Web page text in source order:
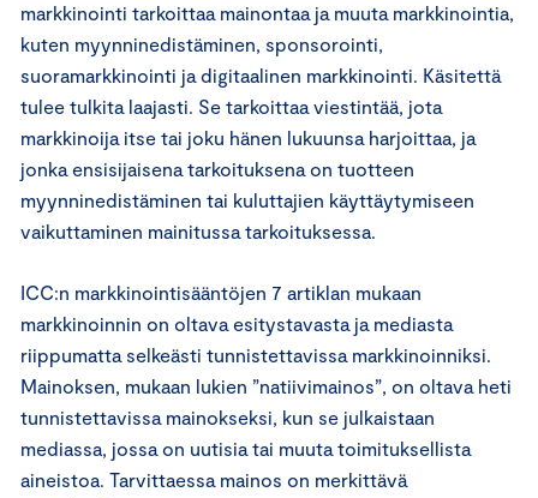
markkinointi tarkoittaa mainontaa ja muuta markkinointia,
kuten myynninedistäminen, sponsorointi,
suoramarkkinointi ja digitaalinen markkinointi. Käsitettä
tulee tulkita laajasti. Se tarkoittaa viestintää, jota
markkinoija itse tai joku hänen lukuunsa harjoittaa, ja
jonka ensisijaisena tarkoituksena on tuotteen
myynninedistäminen tai kuluttajien käyttäytymiseen
vaikuttaminen mainitussa tarkoituksessa.
ICC:n markkinointisääntöjen 7 artiklan mukaan
markkinoinnin on oltava esitystavasta ja mediasta
riippumatta selkeästi tunnistettavissa markkinoinniksi.
Mainoksen, mukaan lukien ”natiivimainos”, on oltava heti
tunnistettavissa mainokseksi, kun se julkaistaan
mediassa, jossa on uutisia tai muuta toimituksellista
aineistoa. Tarvittaessa mainos on merkittävä